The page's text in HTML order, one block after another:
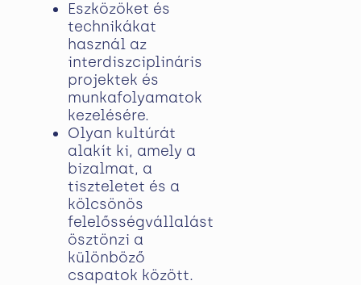
Eszközöket és
technikákat
használ az
interdiszciplináris
projektek és
munkafolyamatok
kezelésére.
Olyan kultúrát
alakít ki, amely a
bizalmat, a
tiszteletet és a
kölcsönös
felelősségvállalást
ösztönzi a
különböző
csapatok között.